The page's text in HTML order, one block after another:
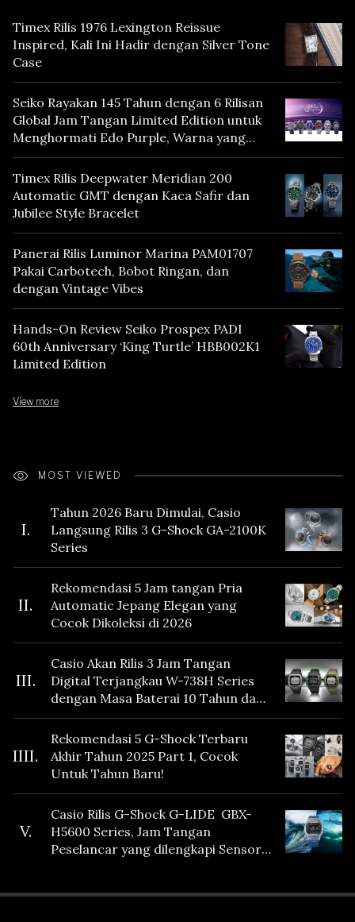
Timex Rilis 1976 Lexington Reissue
Inspired, Kali Ini Hadir dengan Silver Tone
Case
Seiko Rayakan 145 Tahun dengan 6 Rilisan
Global Jam Tangan Limited Edition untuk
Menghormati Edo Purple, Warna yang
Mencerminkan Warisan Tokyo
Timex Rilis Deepwater Meridian 200
Automatic GMT dengan Kaca Safir dan
Jubilee Style Bracelet
Panerai Rilis Luminor Marina PAM01707
Pakai Carbotech, Bobot Ringan, dan
dengan Vintage Vibes
Hands-On Review Seiko Prospex PADI
60th Anniversary ‘King Turtle’ HBB002K1
Limited Edition
View more
MOST VIEWED
I.
Tahun 2026 Baru Dimulai, Casio
Langsung Rilis 3 G-Shock GA-2100K
Series
II.
Rekomendasi 5 Jam tangan Pria
Automatic Jepang Elegan yang
Cocok Dikoleksi di 2026
III.
Casio Akan Rilis 3 Jam Tangan
Digital Terjangkau W-738H Series
dengan Masa Baterai 10 Tahun dan
Fitur Vibration
IIII.
Rekomendasi 5 G-Shock Terbaru
Akhir Tahun 2025 Part 1, Cocok
Untuk Tahun Baru!
V.
Casio Rilis G-Shock G-LIDE GBX-
H5600 Series, Jam Tangan
Peselancar yang dilengkapi Sensor